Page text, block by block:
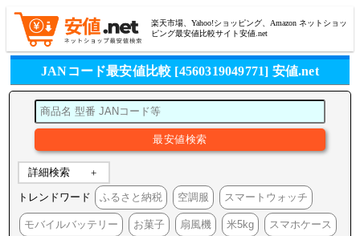
楽天市場、Yahoo!ショッピング、Amazon ネットショッ
ピング最安値比較サイト安値.net
JANコード最安値比較 [4560319049771] 安値.net
詳細検索
トレンドワード ふるさと納税 空調服 スマートウォッチ
モバイルバッテリー お菓子 扇風機 米5kg スマホケース